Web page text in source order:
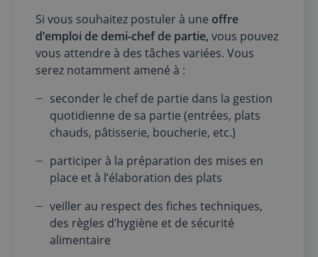
Si vous souhaitez postuler à une offre
d’emploi de demi-chef de partie, vous pouvez
vous attendre à des tâches variées. Vous
serez notamment amené à :
seconder le chef de partie dans la gestion
quotidienne de sa partie (entrées, plats
chauds, pâtisserie, boucherie, etc.)
participer à la préparation des mises en
place et à l’élaboration des plats
veiller au respect des fiches techniques,
des règles d’hygiène et de sécurité
alimentaire